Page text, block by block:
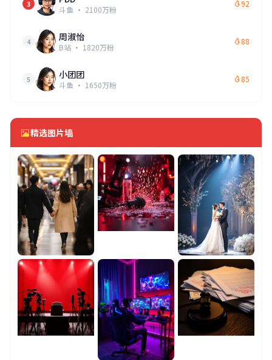
3
斗鱼 · 2100万粉
92
4 周淑怡
B站 · 1820万粉
88
5 小团团
斗鱼 · 1650万粉
85
精选图片墙